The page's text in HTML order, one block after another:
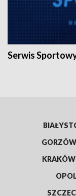
Serwis
KRAKÓW